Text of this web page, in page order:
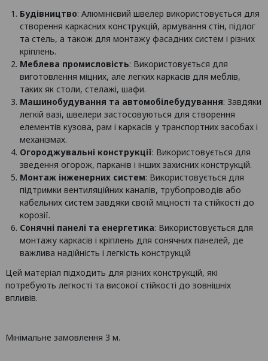
Будівництво: Алюмінієвий швелер використовується для
створення каркасних конструкцій, армування стін, підлог
та стель, а також для монтажу фасадних систем і різних
кріплень.
Меблева промисловість: Використовується для
виготовлення міцних, але легких каркасів для меблів,
таких як столи, стелажі, шафи.
Машинобудування та автомобілебудування: Завдяки
легкій вазі, швелери застосовуються для створення
елементів кузова, рам і каркасів у транспортних засобах і
механізмах.
Огороджувальні конструкції: Використовується для
зведення огорож, парканів і інших захисних конструкцій.
Монтаж інженерних систем: Використовується для
підтримки вентиляційних каналів, трубопроводів або
кабельних систем завдяки своїй міцності та стійкості до
корозії.
Сонячні панелі та енергетика: Використовується для
монтажу каркасів і кріплень для сонячних панелей, де
важлива надійність і легкість конструкцій
Цей матеріал підходить для різних конструкцій, які
потребують легкості та високої стійкості до зовнішніх
впливів.
Мінімальне замовлення 3 м.